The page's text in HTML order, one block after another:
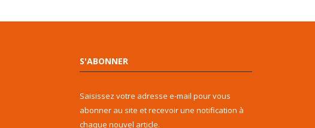
S'ABONNER
Saisissez votre adresse e-mail pour vous
abonner au site et recevoir une notification à
chaque nouvel article.